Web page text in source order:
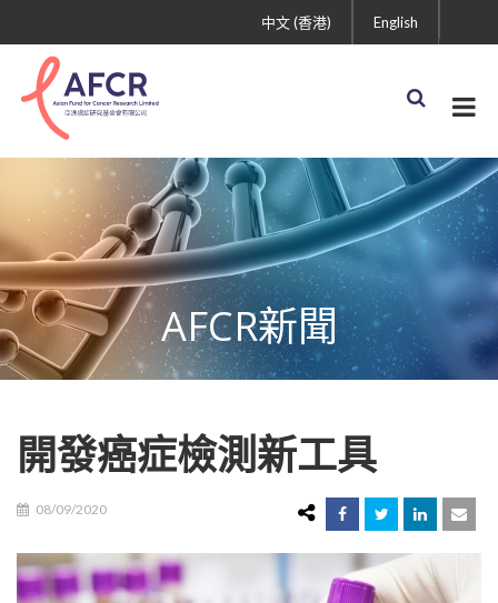
English
中文 (香港)
AFCR新聞
開發癌症檢測新工具
08/09/2020